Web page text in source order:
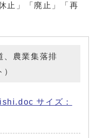
止」「廃止」「再
、農業集落排
サイズ：